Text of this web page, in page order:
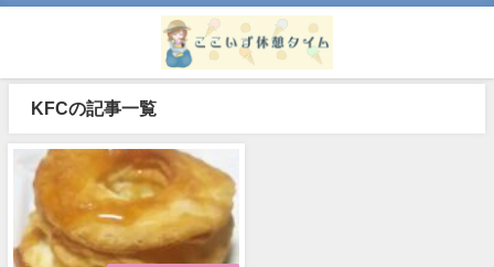
KFCの記事一覧